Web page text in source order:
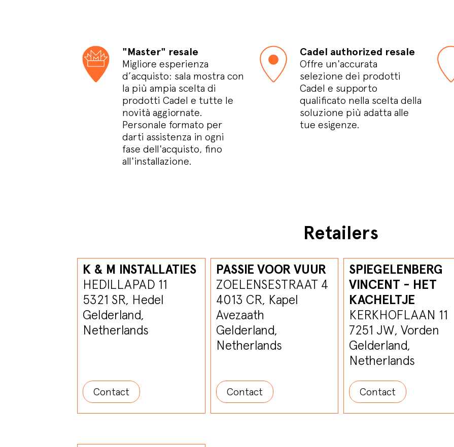
"Master" resale
Migliore esperienza
d’acquisto: sala mostra con
la più ampia scelta di
prodotti Cadel e tutte le
novità aggiornate.
Personale formato per
darti assistenza in ogni
fase dell'acquisto, fino
all'installazione.
Cadel authorized resale
Offre un'accurata
selezione dei prodotti
Cadel e supporto
qualificato nella scelta della
soluzione più adatta alle
tue esigenze.
Retailers
K & M INSTALLATIES
HEDILLAPAD 11
5321 SR, Hedel
Gelderland,
Netherlands
Contact
PASSIE VOOR VUUR
ZOELENSESTRAAT 4
4013 CR, Kapel
Avezaath
Gelderland,
Netherlands
Contact
SPIEGELENBERG
VINCENT - HET
KACHELTJE
KERKHOFLAAN 11
7251 JW, Vorden
Gelderland,
Netherlands
Contact